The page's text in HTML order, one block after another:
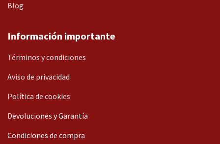
Blog
Información importante
Términos y condiciones
Aviso de privacidad
Política de cookies
Devoluciones y Garantía
Condiciones de compra